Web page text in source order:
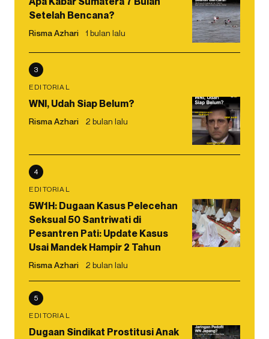
Setelah Bencana?
Risma Azhari 1 bulan lalu
3
EDITORIAL
WNI, Udah Siap Belum?
Risma Azhari 2 bulan lalu
4
EDITORIAL
5W1H: Dugaan Kasus Pelecehan
Seksual 50 Santriwati di
Pesantren Pati: Update Kasus
Usai Mandek Hampir 2 Tahun
Risma Azhari 2 bulan lalu
5
EDITORIAL
Dugaan Sindikat Prostitusi Anak